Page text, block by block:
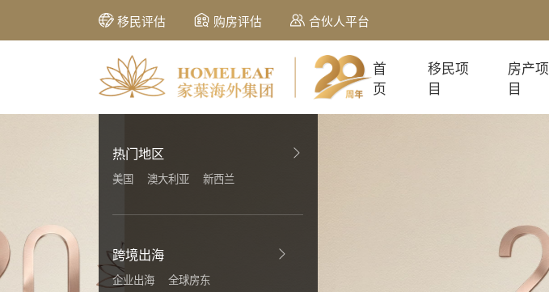
移民评估 购房评估 合伙人平台
首
页
移民项
目
房产项
目
热门地区
美国 澳大利亚 新西兰
跨境出海
企业出海 全球房东